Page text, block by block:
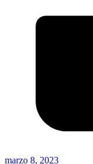
marzo 8, 2023